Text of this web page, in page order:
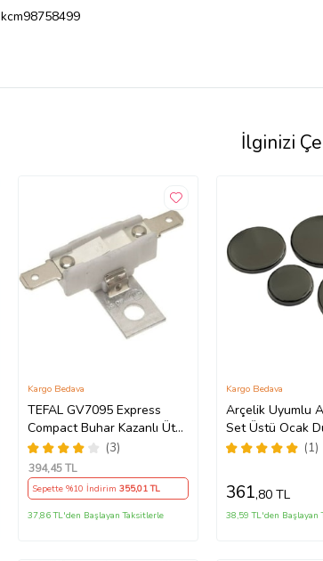
kcm98758499
İlginizi
TEFAL GV7095 Express
Compact Buhar Kazanlı Ütü
308 Derece Limit Termik
Termostat Uyumlu
(3)
Kargo Bedava
394,45 TL
Sepette %10 İndirim 355,01 TL
37,86 TL'den Başlayan Taksitlerle
Arçelik Uyumlu
Set Üstü Ocak
Kapak Takımı 1(1)
Kargo Bedava
361,80 TL
38,59 TL'den Başlayan